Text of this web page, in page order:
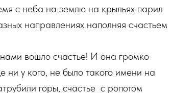
с неба на землю на крыльях парил
направлениях наполняя счастьем
вошло счастье! И она громко
у кого, не было такого имени на
горы, счастье с ропотом